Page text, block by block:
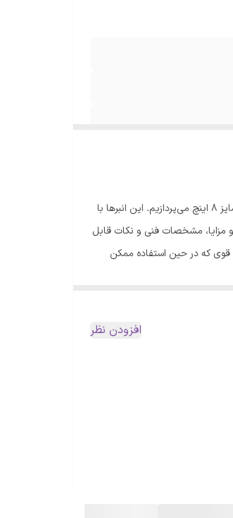
آیا به دنبال یک انبر دست با سایز 8 اینچ هستید که برای انجام کارهای خانگی و حرفه‌ای مناسب باشد؟ در این مقاله، به بررسی و معرفی بهترین انبر دست‌های سایز 8 اینچ می‌پردازیم. این انبرها با
و مزایا، مشخصات فنی و نکات قابل
با فشار و ضربه‌های قوی که در حین استفاده ممکن
به راحتی قابل کنترل باشد و
افزودن نظر